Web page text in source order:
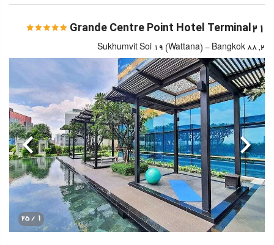
Grande Centre Point Hotel Terminal21
2, 88 Sukhumvit Soi 19 (Wattana) - Bangkok
1
/ 25
قبلی بعدی